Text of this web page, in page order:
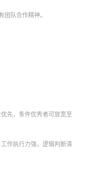
团队合作精神。
先，条件优秀者可放宽至
作执行力强，逻辑判断清